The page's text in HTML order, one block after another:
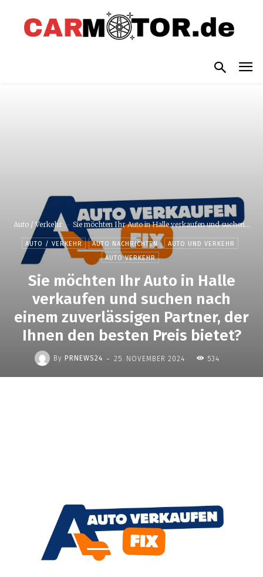
Auto / Verkehr Sie möchten Ihr Auto in Halle verkaufen und suchen...
AUTO / VERKEHR AUTO NACHRICHTEN
AUTO UND VERKEHR
AUTO VERKEHR
Sie möchten Ihr Auto in Halle
verkaufen und suchen nach
einem zuverlässigen Partner, der
Ihnen den besten Preis bietet?
By PRNEWS24 - 25. NOVEMBER 2024 534